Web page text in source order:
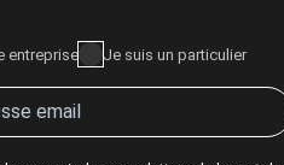
entreprise Je suis un particulier